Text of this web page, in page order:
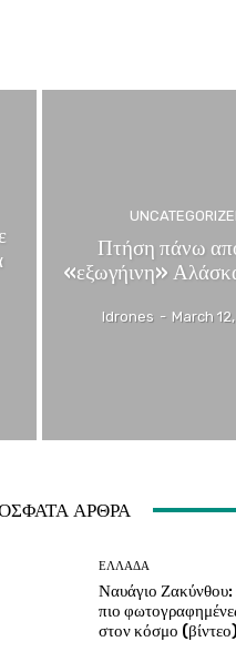
Πτήση πάνω
«εξωγήινη»
Idrones - March
ΑΡΘΡΑ
ΕΛΛΑΔΑ
Ναυάγιο Ζακύνθου:
πιο
στον κόσμο (βίντεο)